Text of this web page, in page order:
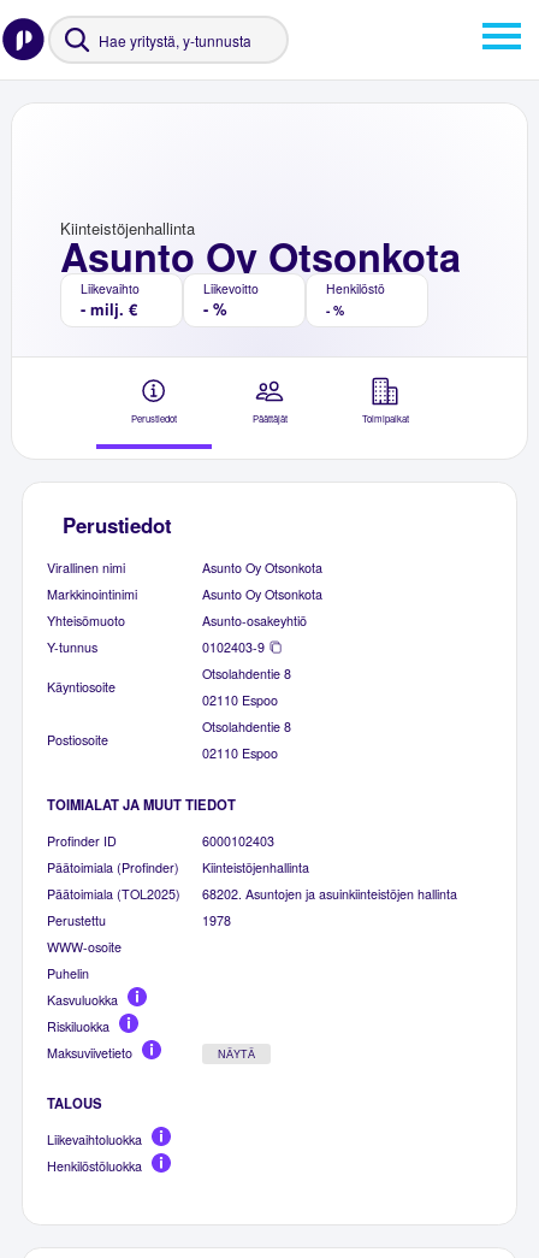
Asunto Oy Otsonkota
Kiinteistöjenhallinta
Liikevaihto
- milj. €
Liikevoitto
- %
Henkilöstö
- %
Perustiedot Päättäjät Toimipaikat
Perustiedot
Virallinen nimi
Asunto Oy Otsonkota
Markkinointinimi
Asunto Oy Otsonkota
Yhteisömuoto
Asunto-osakeyhtiö
Y-tunnus
0102403-9
Käyntiosoite
Otsolahdentie 8
02110 Espoo
Postiosoite
Otsolahdentie 8
02110 Espoo
TOIMIALAT JA MUUT TIEDOT
Profinder ID
6000102403
Päätoimiala (Profinder)
Kiinteistöjenhallinta
Päätoimiala (TOL2025)
68202. Asuntojen ja asuinkiinteistöjen hallinta
Perustettu
1978
WWW-osoite
Puhelin
Kasvuluokka
Riskiluokka
Maksuviivetieto
NÄYTÄ
TALOUS
Liikevaihtoluokka
Henkilöstöluokka